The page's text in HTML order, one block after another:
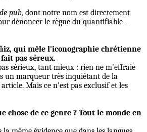
pub, dont notre nom est directement
dénoncer le règne du quantifiable -
qui mêle l'iconographie chrétienne
pas séreux.
sérieux, tant mieux : rien ne m’effraie
un marqueur très inquiétant de la
Mais ce n’est pas exclusif et les
chose de ce genre ? Tout le monde en